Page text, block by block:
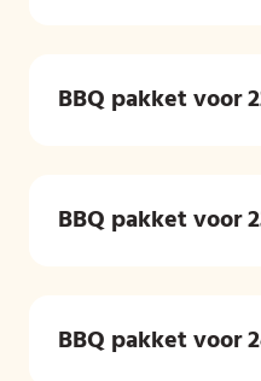
BBQ pakket voor
BBQ pakket voor
BBQ pakket voor